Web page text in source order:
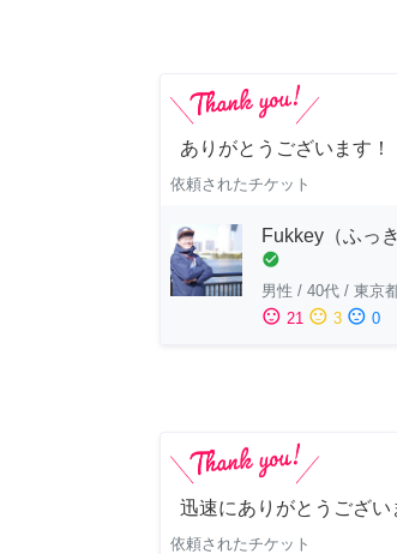
ありがとうございます！
依頼されたチケット
Fukkey（ふっき
check_circle
男性 / 40代 / 東京
sentiment_satisfied 21 sentiment_neutral 3 sentiment_dissatisfied 0
迅速にありがとうござい
依頼されたチケット